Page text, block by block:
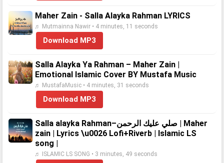
Maher Zain - Salla Alayka Rahman LYRICS
♬ Mutmainna Nawir • 4 minutes, 11 seconds
Download MP3
Salla Alayka Ya Rahman – Maher Zain |
Emotional Islamic Cover BY Mustafa Music
♬ MustafaMusic • 4 minutes, 31 seconds
Download MP3
Salla alayka Rahman–صلي عليك الرحمن | Maher
zain | Lyrics \u0026 Lofi+Riverb | Islamic LS
song |
♬ ISLAMIC LS SONG • 3 minutes, 49 seconds